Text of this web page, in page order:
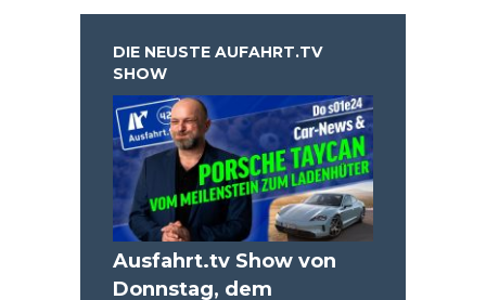
DIE NEUSTE AUFAHRT.TV
SHOW
Ausfahrt.tv Show von
Donnstag, dem